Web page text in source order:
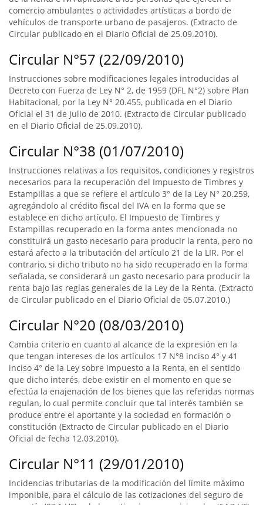
comercio ambulantes o actividades artísticas a bordo de
vehículos de transporte urbano de pasajeros. (Extracto de
Circular publicado en el Diario Oficial de 25.09.2010).
Circular N°57 (22/09/2010)
Instrucciones sobre modificaciones legales introducidas al
Decreto con Fuerza de Ley N° 2, de 1959 (DFL N°2) sobre Plan
Habitacional, por la Ley N° 20.455, publicada en el Diario
Oficial el 31 de Julio de 2010. (Extracto de Circular publicado
en el Diario Oficial de 25.09.2010).
Circular N°38 (01/07/2010)
Instrucciones relativas a los requisitos, condiciones y registros
necesarios para la recuperación del Impuesto de Timbres y
Estampillas a que se refiere el artículo 3° de la Ley N° 20.259,
agregándolo al crédito fiscal del IVA en la forma que se
establece en dicho artículo. El Impuesto de Timbres y
Estampillas recuperado en la forma antes mencionada no
constituirá un gasto necesario para producir la renta, pero no
estará afecto a la tributación del artículo 21 de la LIR. Por el
contrario, si dicho tributo no ha sido recuperado en la forma
señalada, se considerará un gasto necesario para producir la
renta bajo las reglas generales de la Ley de la Renta. (Extracto
de Circular publicado en el Diario Oficial de 05.07.2010.)
Circular N°20 (08/03/2010)
Cambia criterio en cuanto al alcance de la expresión en la
que tengan intereses de los artículos 17 N°8 inciso 4° y 41
inciso 4° de la Ley sobre Impuesto a la Renta, en el sentido
que dicho interés, debe existir en el momento en que se
efectúa la enajenación de los bienes que las referidas normas
regulan, lo cual permite concluir que tal interés también se
produce entre el aportante y la sociedad en formación o
constitución (Extracto de Circular publicado en el Diario
Oficial de fecha 12.03.2010).
Circular N°11 (29/01/2010)
Incidencias tributarias de la modificación del límite máximo
imponible, para el cálculo de las cotizaciones del seguro de